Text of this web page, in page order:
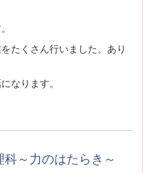
たくさん行いました。あり
なります。
～力のはたらき～